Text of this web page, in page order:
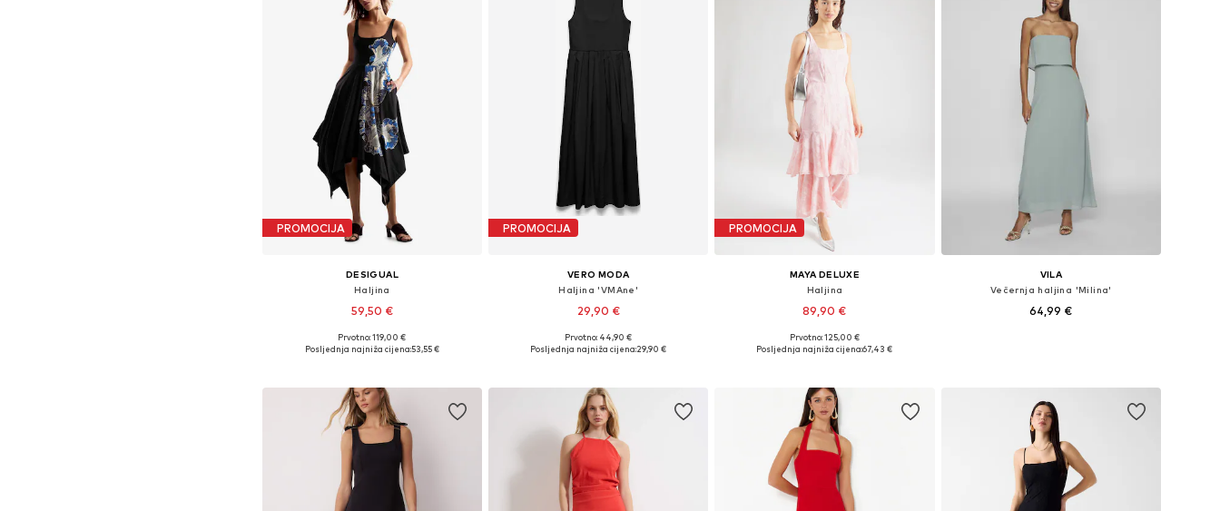
PROMOCIJA
DESIGUAL
Haljina
59,50 €
Dostupne veličine: 34, 36, 38, 42
Prvotno: 119,00 €
Posljednja najniža cijena:53,55 €
PROMOCIJA
VERO MODA
Haljina 'VMAne'
29,90 €
Dostupne veličine: 34, 36, 38, 40
Prvotno: 44,90 €
Posljednja najniža cijena:29,90 €
PROMOCIJA
MAYA DELUXE
Haljina
89,90 €
Dostupne veličine: 34, 36, 38, 42
Prvotno: 125,00 €
Posljednja najniža cijena:67,43 €
VILA
Večernja haljina 'Milina'
64,99 €